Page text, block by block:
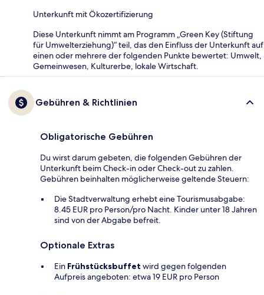
Unterkunft mit Ökozertifizierung
Diese Unterkunft nimmt am Programm „Green Key (Stiftung
für Umwelterziehung)“ teil, das den Einfluss der Unterkunft auf
einen oder mehrere der folgenden Punkte bewertet: Umwelt,
Gemeinwesen, Kulturerbe, lokale Wirtschaft.
Gebühren & Richtlinien
Obligatorische Gebühren
Du wirst darum gebeten, die folgenden Gebühren der
Unterkunft beim Check-in oder Check-out zu zahlen.
Gebühren beinhalten möglicherweise geltende Steuern:
Die Stadtverwaltung erhebt eine Tourismusabgabe:
8.45 EUR pro Person/pro Nacht. Kinder unter 18 Jahren
sind von der Abgabe befreit.
Optionale Extras
Ein Frühstücksbuffet wird gegen folgenden
Aufpreis angeboten: etwa 19 EUR pro Person